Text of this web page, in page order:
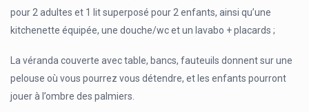
pour 2 adultes et 1 lit superposé pour 2 enfants, ainsi qu’une
kitchenette équipée, une douche/wc et un lavabo + placards ;
La véranda couverte avec table, bancs, fauteuils donnent sur une
pelouse où vous pourrez vous détendre, et les enfants pourront
jouer à l’ombre des palmiers.